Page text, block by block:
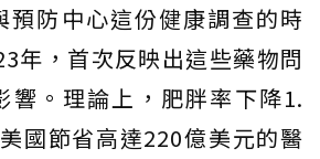
預防中心這份健康調查的時
年，首次反映出這些藥物問
響。理論上，肥胖率下降1.
國節省高達220億美元的醫